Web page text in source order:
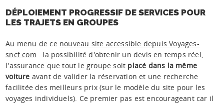
DÉPLOIEMENT PROGRESSIF DE SERVICES POUR
LES TRAJETS EN GROUPES
Au menu de ce nouveau site accessible depuis Voyages-
sncf.com : la possibilité d'obtenir un devis en temps réel,
l'assurance que tout le groupe soit placé dans la même
voiture avant de valider la réservation et une recherche
facilitée des meilleurs prix (sur le modèle du site pour les
voyages individuels). Ce premier pas est encourageant car il